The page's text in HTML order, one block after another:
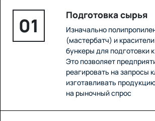
01 Подготовка сырья
Изначально
(мастербатч) и
бункеры для подготовки
Это позволяет
реагировать на запросы
изготавливать
на рыночный спрос